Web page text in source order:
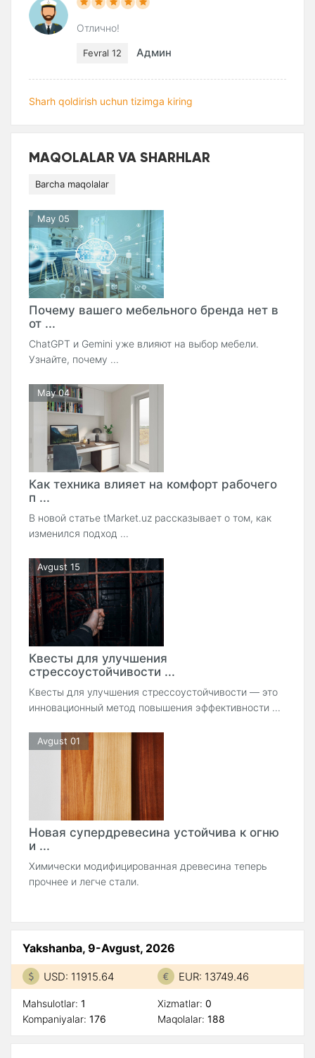
Отлично!
Fevral 12 Админ
Sharh qoldirish uchun tizimga kiring
MAQOLALAR VA SHARHLAR
Barcha maqolalar
May 05
Почему вашего мебельного бренда нет в
от ...
ChatGPT и Gemini уже влияют на выбор мебели.
Узнайте, почему ...
May 04
Как техника влияет на комфорт рабочего
п ...
В новой статье tMarket.uz рассказывает о том, как
изменился подход ...
Avgust 15
Квесты для улучшения
стрессоустойчивости ...
Квесты для улучшения стрессоустойчивости — это
инновационный метод повышения эффективности ...
Avgust 01
Новая супердревесина устойчива к огню
и ...
Химически модифицированная древесина теперь
прочнее и легче стали.
Yakshanba, 9-Avgust, 2026
USD: 11915.64 EUR: 13749.46
Mahsulotlar: 1
Kompaniyalar: 176
Xizmatlar: 0
Maqolalar: 188